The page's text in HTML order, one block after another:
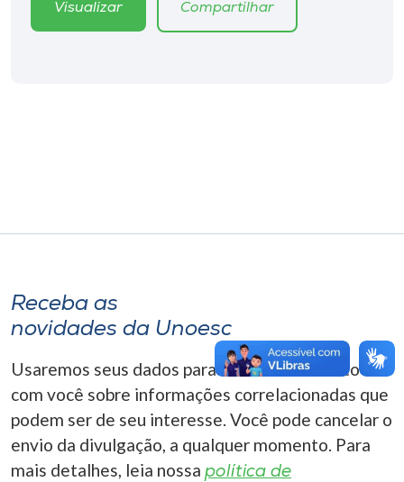
Visualizar Compartilhar
Receba as
novidades da Unoesc
Usaremos seus dados para entrar em contato
com você sobre informações correlacionadas que
podem ser de seu interesse. Você pode cancelar o
envio da divulgação, a qualquer momento. Para
mais detalhes, leia nossa política de